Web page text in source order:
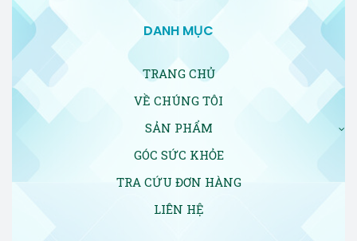
DANH MỤC
TRANG CHỦ
VỀ CHÚNG TÔI
SẢN PHẨM
GÓC SỨC KHỎE
TRA CỨU ĐƠN HÀNG
LIÊN HỆ